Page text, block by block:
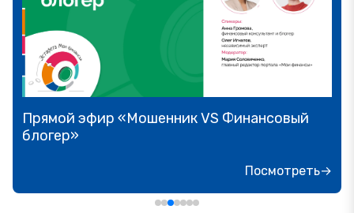
Прямой эфир «Мошенник VS Финансовый
блогер»
Посмотреть→